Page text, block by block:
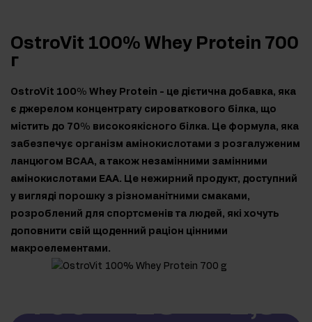
OstroVit 100% Whey Protein 700
г
OstroVit 100% Whey Protein - це дієтична добавка, яка
є джерелом концентрату сироваткового білка, що
містить до 70% високоякісного білка. Це формула, яка
забезпечує організм амінокислотами з розгалуженим
ланцюгом BCAA, а також незамінними замінними
амінокислотами EAA. Це нежирний продукт, доступний
у вигляді порошку з різноманітними смаками,
розроблений для спортсменів та людей, які хочуть
доповнити свій щоденний раціон цінними
макроелементами.
700 23 2,5